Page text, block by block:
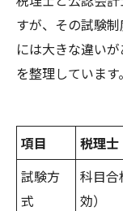
すが、その試験
には大きな違い
を整理しています。
項目 税理士
試験方
式
科目合
効）